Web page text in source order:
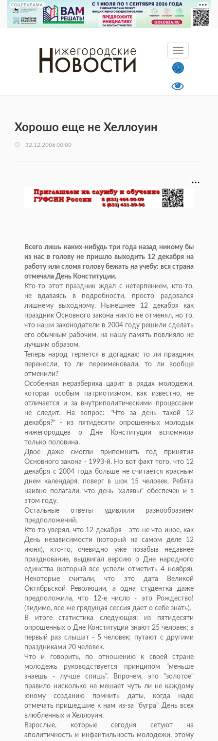
СОЦРЕКЛАМА
Хорошо еще не Хеллоуин
12.12.2006 00:00
Всего лишь каких-нибудь три года назад никому бы
из нас в голову не пришло выходить 12 декабря на
работу или сломя голову бежать на учебу: вся страна
отмечала День Конституции.
Кто-то этот праздник ждал с нетерпением, кто-то,
не вдаваясь в подробности, просто радовался
лишнему выходному. Нынешнее 12 декабря как
праздник Основного закона никто не отменял, но то,
что наши законодатели в 2004 году решили сделать
его обычным рабочим, на нашу память повлияло не
лучшим образом.
Теперь народ теряется в догадках: то ли праздник
перенесли, то ли переименовали, то ли вообще
отменили?
Особенная неразбериха царит в рядах молодежи,
которая особым патриотизмом, как известно, не
отличается и за внутриполитическими процессами
не следит. На вопрос: "Что за день такой 12
декабря?" - из пятидесяти опрошенных молодых
нижегородцев о Дне Конституции вспомнила
только половина.
Двое даже смогли припомнить год принятия
Основного закона - 1993-й. Но вот факт того, что 12
декабря с 2004 года больше не считается красным
днем календаря, поверг в шок 15 человек. Ребята
наивно полагали, что день "халявы" обеспечен и в
этом году.
Остальные ответы удивляли разнообразием
предположений.
Кто-то уверял, что 12 декабря - это не что иное, как
День независимости (который на самом деле 12
июня), кто-то, очевидно уже позабыв недавнее
празднование, выдвигал версию о Дне народного
единства (который все успели отметить 4 ноября).
Некоторые считали, что это дата Великой
Октябрьской Революции, а одна студентка даже
предположила, что 12-е число - это Рождество!
(видимо, все же грядущая сессия дает о себе знать).
В итоге статистика следующая: из пятидесяти
опрошенных о Дне Конституции знают 25 человек; в
первый раз слышат - 5 человек; путают с другими
праздниками 20 человек.
Что и говорить, по отношению к своей стране
молодежь руководствуется принципом "меньше
знаешь - лучше спишь". Впрочем, это "золотое"
правило нисколько не мешает чуть ли не каждому
юному созданию помнить даты, когда надо
отмечать пришедшие к нам из-за "бугра" День всех
влюбленных и Хеллоуин.
Взрослые, которые сегодня сетуют на
аполитичность и инфантильность молодежи, этому